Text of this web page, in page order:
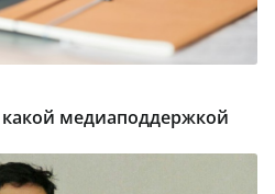
медиаподдержкой